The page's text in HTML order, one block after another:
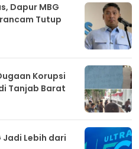
Dapur MBG
Tutup
Korupsi
Tanjab Barat
Jadi Lebih dari